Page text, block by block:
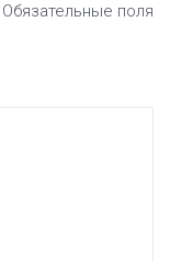
поля